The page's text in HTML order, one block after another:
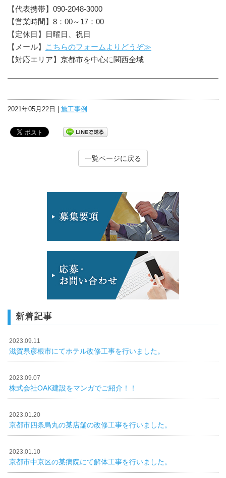
【代表携帯】090-2048-3000
【営業時間】8：00～17：00
【定休日】日曜日、祝日
【メール】
こちらのフォームよりどうぞ≫
【対応エリア】京都市を中心に関西全域
2021年05月22日 | 施工事例
一覧ページに戻る
新着記事
2023.09.11
滋賀県彦根市にてホテル改修工事を行いました。
2023.09.07
株式会社OAK建設をマンガでご紹介！！
2023.01.20
京都市四条烏丸の某店舗の改修工事を行いました。
2023.01.10
京都市中京区の某病院にて解体工事を行いました。